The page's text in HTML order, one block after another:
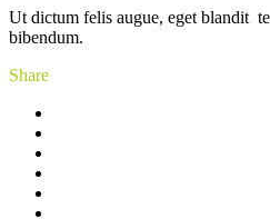
Ut dictum felis augue, eget blandit
bibendum.
Share